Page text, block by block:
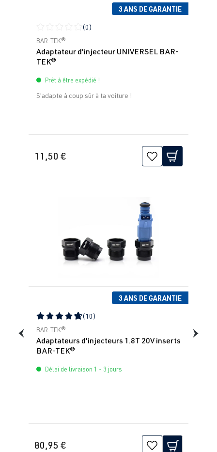
3 ANS DE GARANTIE
Note moyenne de 0 sur 5 étoiles
(0)
BAR-TEK®
Adaptateur d'injecteur UNIVERSEL BAR-
TEK®
Prêt à être expédié !
S'adapte à coup sûr à ta voiture !
11,50 €
3 ANS DE GARANTIE
Note moyenne de 4.83 sur 5 étoiles
(10)
BAR-TEK®
Adaptateurs d'injecteurs 1.8T 20V inserts
BAR-TEK®
Délai de livraison 1 - 3 jours
80,95 €